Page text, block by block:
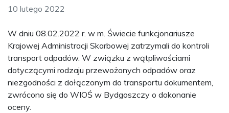
10 lutego 2022
W dniu 08.02.2022 r. w m. Świecie funkcjonariusze
Krajowej Administracji Skarbowej zatrzymali do kontroli
transport odpadów. W związku z wątpliwościami
dotyczącymi rodzaju przewożonych odpadów oraz
niezgodności z dołączonym do transportu dokumentem,
zwrócono się do WIOŚ w Bydgoszczy o dokonanie
oceny.